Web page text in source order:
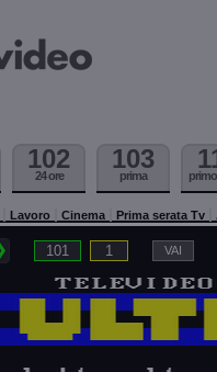
102
24 ore
103
prima
Lavoro Cinema Prima serata Tv